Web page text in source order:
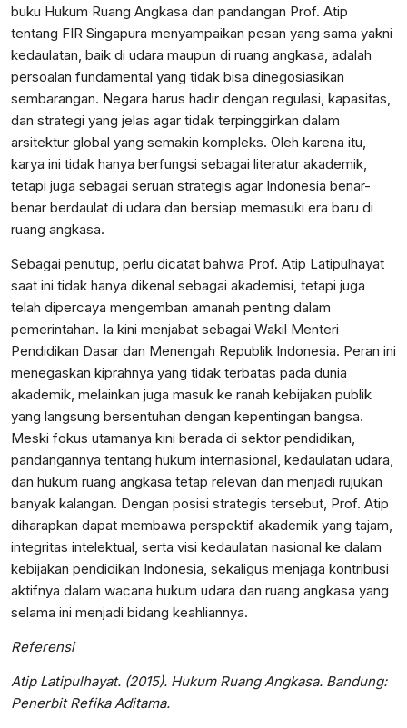
buku Hukum Ruang Angkasa dan pandangan Prof. Atip
tentang FIR Singapura menyampaikan pesan yang sama yakni
kedaulatan, baik di udara maupun di ruang angkasa, adalah
persoalan fundamental yang tidak bisa dinegosiasikan
sembarangan. Negara harus hadir dengan regulasi, kapasitas,
dan strategi yang jelas agar tidak terpinggirkan dalam
arsitektur global yang semakin kompleks. Oleh karena itu,
karya ini tidak hanya berfungsi sebagai literatur akademik,
tetapi juga sebagai seruan strategis agar Indonesia benar-
benar berdaulat di udara dan bersiap memasuki era baru di
ruang angkasa.
Sebagai penutup, perlu dicatat bahwa Prof. Atip Latipulhayat
saat ini tidak hanya dikenal sebagai akademisi, tetapi juga
telah dipercaya mengemban amanah penting dalam
pemerintahan. Ia kini menjabat sebagai Wakil Menteri
Pendidikan Dasar dan Menengah Republik Indonesia. Peran ini
menegaskan kiprahnya yang tidak terbatas pada dunia
akademik, melainkan juga masuk ke ranah kebijakan publik
yang langsung bersentuhan dengan kepentingan bangsa.
Meski fokus utamanya kini berada di sektor pendidikan,
pandangannya tentang hukum internasional, kedaulatan udara,
dan hukum ruang angkasa tetap relevan dan menjadi rujukan
banyak kalangan. Dengan posisi strategis tersebut, Prof. Atip
diharapkan dapat membawa perspektif akademik yang tajam,
integritas intelektual, serta visi kedaulatan nasional ke dalam
kebijakan pendidikan Indonesia, sekaligus menjaga kontribusi
aktifnya dalam wacana hukum udara dan ruang angkasa yang
selama ini menjadi bidang keahliannya.
Referensi
Atip Latipulhayat. (2015). Hukum Ruang Angkasa. Bandung:
Penerbit Refika Aditama.